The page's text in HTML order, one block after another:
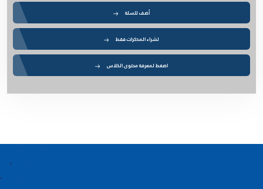
أضف للسلة
لشراء المذكرات فقط
اضغط لمعرفة محتوى الكلاس